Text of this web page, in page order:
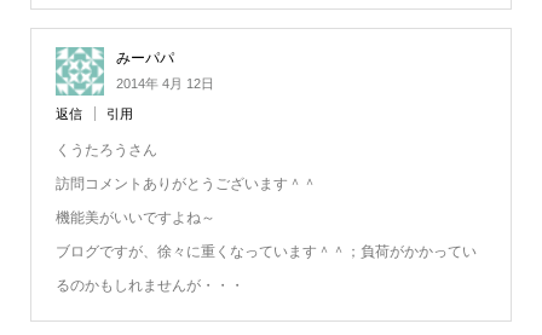
みーパパ
2014年 4月 12日
返信 引用
くうたろうさん
訪問コメントありがとうございます＾＾
機能美がいいですよね～
ブログですが、徐々に重くなっています＾＾；負荷がかかってい
るのかもしれませんが・・・